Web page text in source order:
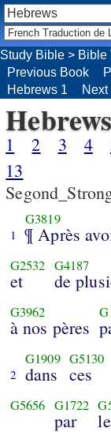
Study Bible > Bible
Previous Book
Hebrews 1
Next
Hebrews
1 2 3 4
13
1
G3819
¶ Après
G2532
et
G4187
de
G3962
à nos pères
2
G1909
dans
G5130
ces
G5656 G1722
par